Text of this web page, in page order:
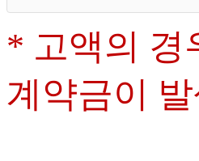
* 고액의 경
계약금이